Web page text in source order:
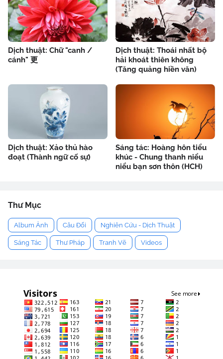
Dịch thuật: Chữ "canh /
cánh" 更
Dịch thuật: Thoái nhất bộ
hải khoát thiên không
(Tăng quảng hiền văn)
Dịch thuật: Xảo thủ hào
đoạt (Thành ngữ cố sự)
Sáng tác: Hoàng hôn tiểu
khúc - Chung thanh niểu
niểu bạn sơn thôn (HCH)
Thư Mục
Album Ảnh Câu Đối Nghiên Cứu - Dịch Thuật
Sáng Tác Thư Pháp Tranh Vẽ Videos